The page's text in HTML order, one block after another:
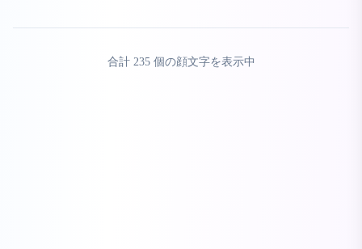
合計 235個の顔文字を表示中